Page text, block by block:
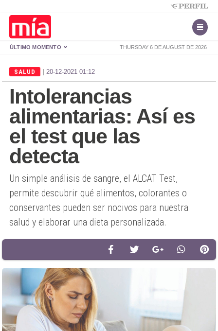
THURSDAY 6 DE AUGUST DE 2026
ÚLTIMO MOMENTO
SALUD | 20-12-2021 01:12
Intolerancias
alimentarias: Así es
el test que las
detecta
Un simple análisis de sangre, el ALCAT Test,
permite descubrir qué alimentos, colorantes o
conservantes pueden ser nocivos para nuestra
salud y elaborar una dieta personalizada.